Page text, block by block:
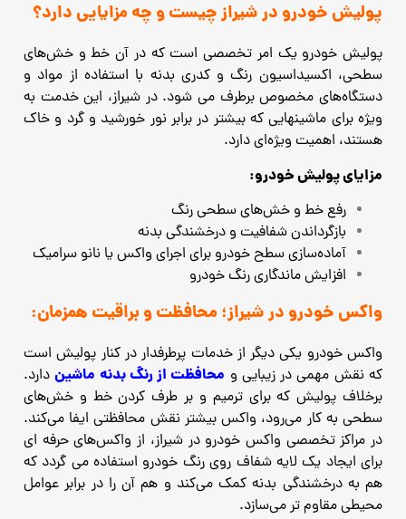
پولیش خودرو در شیراز چیست و چه مزایایی دارد؟
پولیش خودرو یک امر تخصصی است که در آن خط و خش‌های
سطحی، اکسیداسیون رنگ و کدری بدنه با استفاده از مواد و
دستگاه‌های مخصوص برطرف می‌ شود. در شیراز، این خدمت به‌
ویژه برای ماشینهایی که بیشتر در برابر نور خورشید و گرد و خاک
هستند، اهمیت ویژه‌ای دارد.
مزایای پولیش خودرو:
رفع خط و خش‌های سطحی رنگ
بازگرداندن شفافیت و درخشندگی بدنه
آماده‌سازی سطح خودرو برای اجرای واکس یا نانو سرامیک
افزایش ماندگاری رنگ خودرو
واکس خودرو در شیراز؛ محافظت و براقیت همزمان:
واکس خودرو یکی دیگر از خدمات پرطرفدار در کنار پولیش است
که نقش مهمی در زیبایی و محافظت از رنگ بدنه ماشیندارد.
برخلاف پولیش که برای ترمیم و بر طرف کردن خط و خش‌های
سطحی به کار می‌رود، واکس بیشتر نقش محافظتی ایفا می‌کند.
در مراکز تخصصی واکس خودرو در شیراز، از واکس‌های حرفه ‌ای
برای ایجاد یک لایه شفاف روی رنگ خودرو استفاده می‌ گردد که
هم به درخشندگی بدنه کمک می‌کند و هم آن را در برابر عوامل
محیطی مقاوم ‌تر می‌سازد.